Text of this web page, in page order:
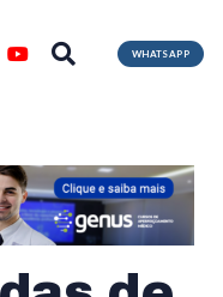
WHATSAPP